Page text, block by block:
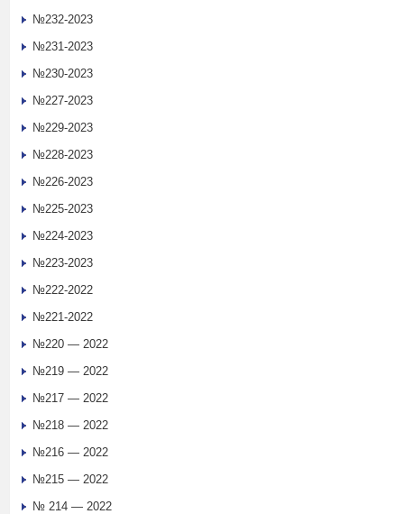
№232-2023
№231-2023
№230-2023
№227-2023
№229-2023
№228-2023
№226-2023
№225-2023
№224-2023
№223-2023
№222-2022
№221-2022
№220 — 2022
№219 — 2022
№217 — 2022
№218 — 2022
№216 — 2022
№215 — 2022
№ 214 — 2022